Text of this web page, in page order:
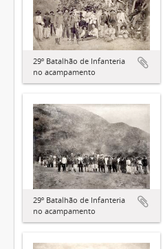
29º Batalhão de Infanteria
no acampamento
29º Batalhão de Infanteria
no acampamento